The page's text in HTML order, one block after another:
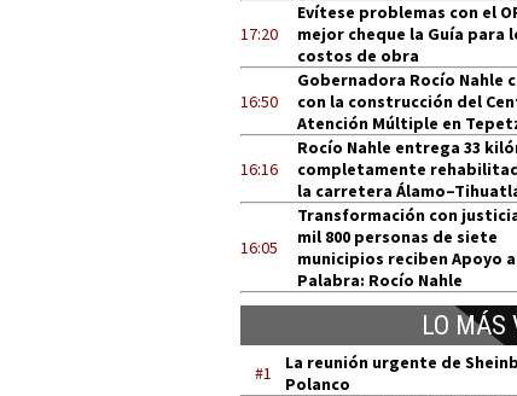
17:20
Evítese problemas con el
mejor cheque la Guía para
costos de obra
16:50
Gobernadora Rocío Nahle
con la construcción del
Atención Múltiple en
16:16
Rocío Nahle entrega 33
completamente
la carretera
16:05
Transformación con
mil 800 personas de siete
municipios reciben Apoyo
Palabra: Rocío Nahle
LO MÁS
#1
La reunión urgente de
Polanco